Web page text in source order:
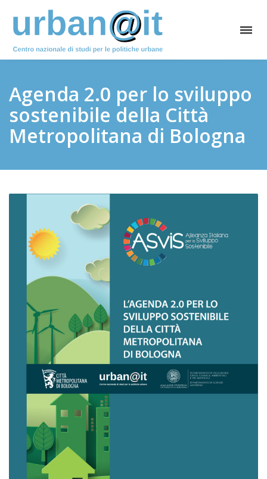
Agenda 2.0 per lo sviluppo
sostenibile della Città
Metropolitana di Bologna